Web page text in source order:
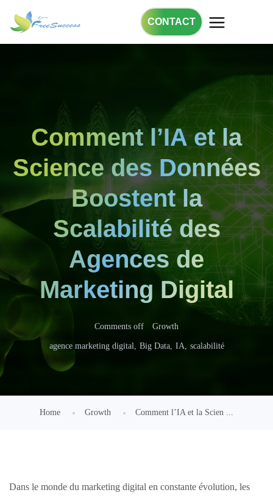
CONTACT
Comment l’IA et la
Science des Données
Boostent la
Scalabilité des
Agences de
Marketing Digital
Comments off Growth
agence marketing digital, Big Data, IA, scalabilité
Home Growth Comment l’IA et la Scien ...
Dans le monde du marketing digital en constante évolution, les